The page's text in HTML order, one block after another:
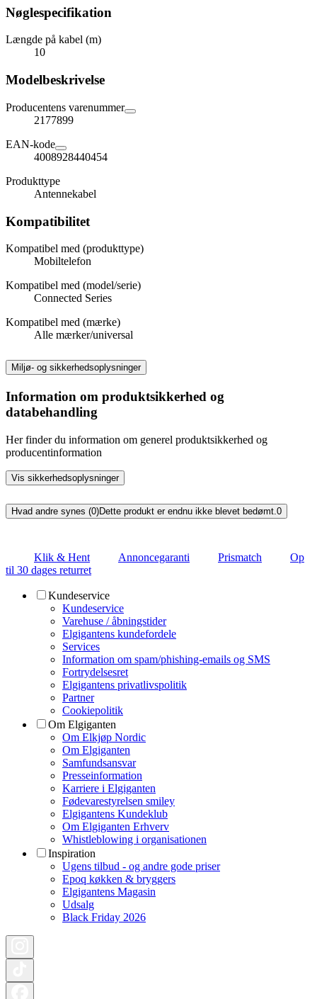
Nøglespecifikation
Længde på kabel (m)
10
Modelbeskrivelse
Producentens varenummer
2177899
EAN-kode
4008928440454
Produkttype
Antennekabel
Kompatibilitet
Kompatibel med (produkttype)
Mobiltelefon
Kompatibel med (model/serie)
Connected Series
Kompatibel med (mærke)
Alle mærker/universal
Miljø- og sikkerhedsoplysninger
Information om produktsikkerhed og
databehandling
Her finder du information om generel produktsikkerhed og
producentinformation
Vis sikkerhedsoplysninger
Hvad andre synes (0)Dette produkt er endnu ikke blevet bedømt. 0
Klik & Hent Annoncegaranti Prismatch
Op
til 30 dages returret
Kundeservice
Kundeservice
Varehuse / åbningstider
Elgigantens kundefordele
Services
Information om spam/phishing-emails og SMS
Fortrydelsesret
Elgigantens privatlivspolitik
Partner
Cookiepolitik
Om Elgiganten
Om Elkjøp Nordic
Om Elgiganten
Samfundsansvar
Presseinformation
Karriere i Elgiganten
Fødevarestyrelsen smiley
Elgigantens Kundeklub
Om Elgiganten Erhverv
Whistleblowing i organisationen
Inspiration
Ugens tilbud - og andre gode priser
Epoq køkken & bryggers
Elgigantens Magasin
Udsalg
Black Friday 2026